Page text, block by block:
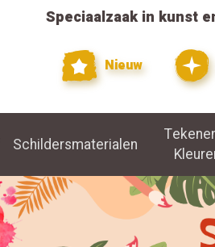
Speciaalzaak in kunst
Nieuw
Schildersmaterialen